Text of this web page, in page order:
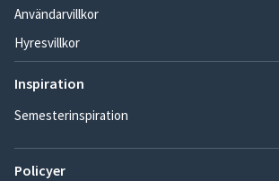
Användarvillkor
Hyresvillkor
Inspiration
Semesterinspiration
Policyer